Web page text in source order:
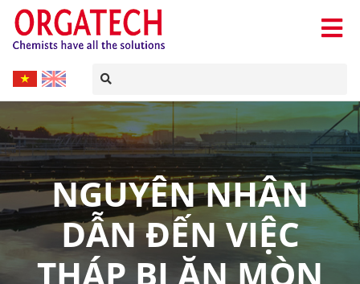
NGUYÊN NHÂN
DẪN ĐẾN VIỆC
THÁP BỊ ĂN MÒN